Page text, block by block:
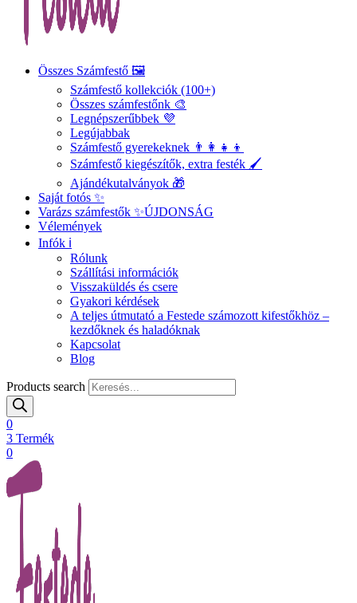
Összes Számfestő 🖼️
Számfestő kollekciók (100+)
Összes számfestőnk 🎨
Legnépszerűbbek 💜
Legújabbak
Számfestő gyerekeknek 👨‍👩‍👧‍👦
Számfestő kiegészítők, extra festék 🖌️
Ajándékutalványok 🎁
Saját fotós ✨
Varázs számfestők ✨ÚJDONSÁG
Vélemények
Infók ℹ️
Rólunk
Szállítási információk
Visszaküldés és csere
Gyakori kérdések
A teljes útmutató a Festede számozott kifestőkhöz –
kezdőknek és haladóknak
Kapcsolat
Blog
Products search
0
3 Termék
0